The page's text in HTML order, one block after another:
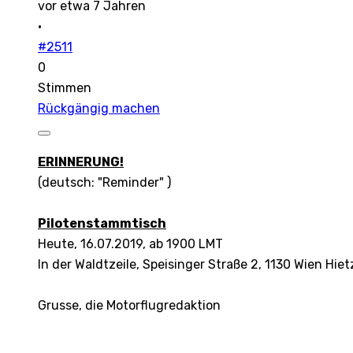
vor etwa 7 Jahren
·
#2511
0
Stimmen
Rückgängig machen
ERINNERUNG!
(deutsch: "Reminder" )
Pilotenstammtisch
Heute, 16.07.2019, ab 1900 LMT
In der Waldtzeile, Speisinger Straße 2, 1130 Wien
Grusse, die Motorflugredaktion